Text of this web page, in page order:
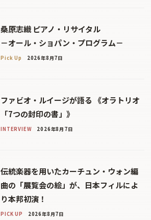
桑原志織 ピアノ・リサイタル
－オール・ショパン・プログラム－
Pick Up 2026年8月7日
ファビオ・ルイージが語る 《オラトリオ
「7つの封印の書」》
INTERVIEW 2026年8月7日
伝統楽器を用いたカーチュン・ウォン編
曲の「展覧会の絵」が、日本フィルによ
り本邦初演！
PICK UP 2026年8月7日